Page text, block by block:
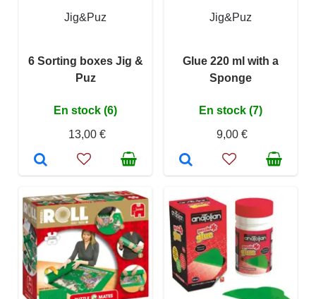
Jig&Puz
6 Sorting boxes Jig &
Puz
En stock (6)
13,00 €
Jig&Puz
Glue 220 ml with a
Sponge
En stock (7)
9,00 €